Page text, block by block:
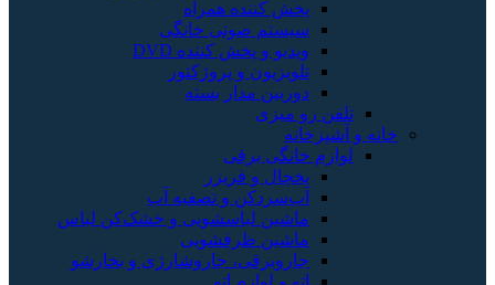
پخش کننده همراه
سیستم صوتی خانگی
ویدیو و پخش کننده DVD
تلویزیون و پروژکتور
دوربین مدار بسته
تلفن رو میزی
خانه و آشپزخانه
لوازم خانگی برقی
یخچال و فریزر
آب‌سردکن و تصفیه آب
ماشین لباسشویی و خشک‌کن لباس
ماشین ظرفشویی
جاروبرقی، جاروشارژی و بخارشو